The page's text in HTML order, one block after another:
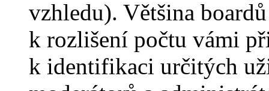
vzhledu). Většina
k rozlišení počtu vámi
k identifikaci určitých